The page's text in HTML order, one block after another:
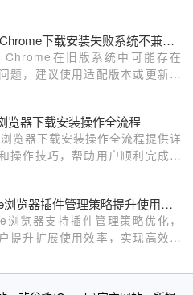
google Chrome下载安装失败系统不兼容的处理
Chrome在旧版系统中可能存在
题，建议使用适配版本或更新系
览器下载安装操作全流程
览器下载安装操作全流程提供详
操作技巧，帮助用户顺利完成安
Chrome浏览器插件管理策略提升使用效率教程
浏览器支持插件管理策略优化，
提升扩展使用效率，实现高效管